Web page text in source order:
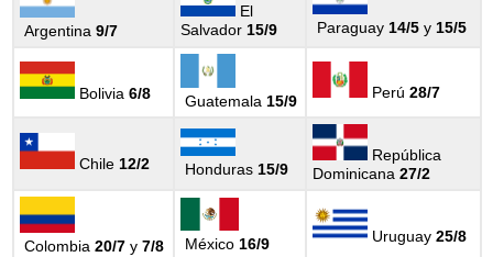
Argentina9/7
El
Salvador 15/9 Paraguay14/5 y15/5
Bolivia6/8 Guatemala 15/9 Perú28/7
Chile 12/2 Honduras 15/9
República
Dominicana27/2
Colombia20/7 y7/8 México 16/9 Uruguay 25/8